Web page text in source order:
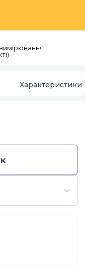
Характеристики